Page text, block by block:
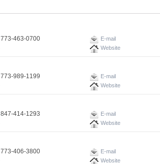
773-463-0700
E-mail
Website
773-989-1199
E-mail
Website
847-414-1293
E-mail
Website
773-406-3800
E-mail
Website